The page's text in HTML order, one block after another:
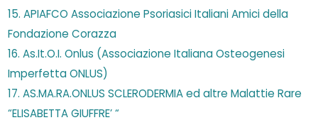
15. APIAFCO Associazione Psoriasici Italiani Amici della
Fondazione Corazza
16. As.It.O.I. Onlus (Associazione Italiana Osteogenesi
Imperfetta ONLUS)
17. AS.MA.RA.ONLUS SCLERODERMIA ed altre Malattie Rare
“ELISABETTA GIUFFRE’ “